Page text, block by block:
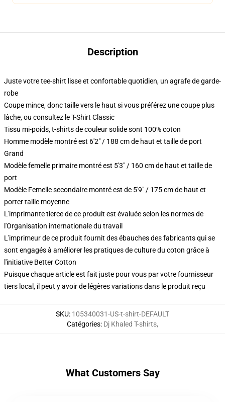
Description
Juste votre tee-shirt lisse et confortable quotidien, un agrafe de garde-
robe
Coupe mince, donc taille vers le haut si vous préférez une coupe plus
lâche, ou consultez le T-Shirt Classic
Tissu mi-poids, t-shirts de couleur solide sont 100% coton
Homme modèle montré est 6'2" / 188 cm de haut et taille de port
Grand
Modèle femelle primaire montré est 5'3" / 160 cm de haut et taille de
port
Modèle Femelle secondaire montré est de 5'9" / 175 cm de haut et
porter taille moyenne
L'imprimante tierce de ce produit est évaluée selon les normes de
l'Organisation internationale du travail
L'imprimeur de ce produit fournit des ébauches des fabricants qui se
sont engagés à améliorer les pratiques de culture du coton grâce à
l'initiative Better Cotton
Puisque chaque article est fait juste pour vous par votre fournisseur
tiers local, il peut y avoir de légères variations dans le produit reçu
SKU: 105340031-US-t-shirt-DEFAULT
Catégories: Dj Khaled T-shirts,
What Customers Say